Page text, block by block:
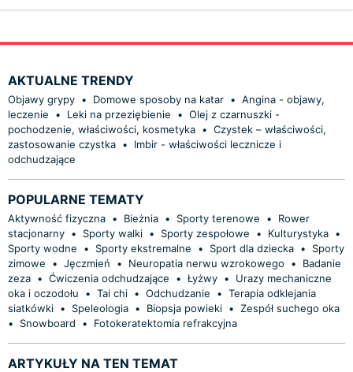
AKTUALNE TRENDY
Objawy grypy • Domowe sposoby na katar • Angina - objawy,
leczenie
• Leki na przeziębienie • Olej z czarnuszki -
pochodzenie, właściwości, kosmetyka • Czystek – właściwości,
zastosowanie czystka •
Imbir - właściwości lecznicze i
odchudzające
POPULARNE TEMATY
Aktywność fizyczna • Bieżnia • Sporty terenowe •
Rower
stacjonarny • Sporty walki • Sporty zespołowe • Kulturystyka •
Sporty wodne
• Sporty ekstremalne • Sport dla dziecka •
Sporty
zimowe
• Jęczmień • Neuropatia nerwu wzrokowego •
Badanie
zeza • Ćwiczenia odchudzające • Łyżwy •
Urazy mechaniczne
oka i oczodołu
• Tai chi • Odchudzanie • Terapia odklejania
siatkówki • Speleologia • Biopsja powieki • Zespół suchego oka
•
Snowboard • Fotokeratektomia refrakcyjna
ARTYKUŁY NA TEN TEMAT